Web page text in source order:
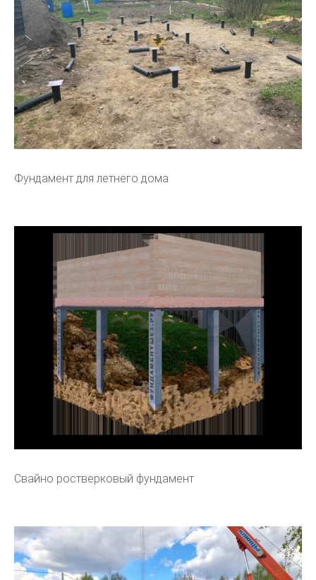
Фундамент для летнего дома
Свайно ростверковый фундамент